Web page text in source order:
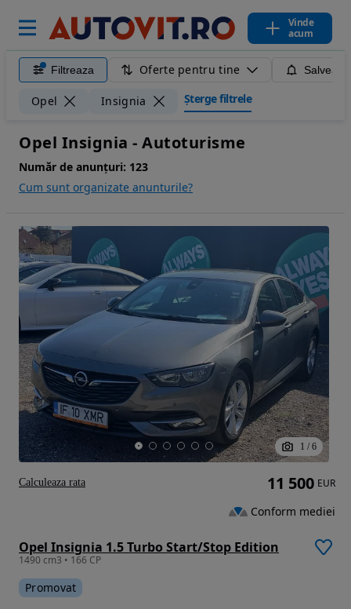
Vinde
acum
Filtreaza Oferte pentru tine
Opel Insignia Șterge filtrele
Opel Insignia - Autoturisme
Număr de anunțuri: 123
Cum sunt organizate anunturile?
1 / 6
Opel Insignia 1.5 Turbo Start/Stop Edition
1490 cm3 • 166 CP
Promovat
11 500 EUR
Conform mediei
Calculeaza rata